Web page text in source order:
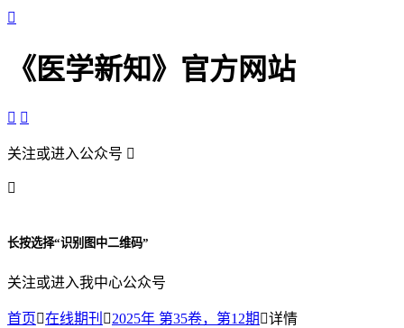

《医学新知》官方网站
 
关注或进入公众号 

长按选择“识别图中二维码”
关注或进入我中心公众号
首页在线期刊 2025年 第35卷，第12期 详情